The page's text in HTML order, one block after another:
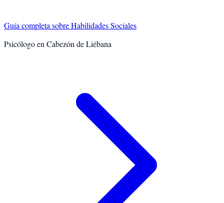
Guía completa sobreHabilidades Sociales
Psicólogo en Cabezón de Liébana